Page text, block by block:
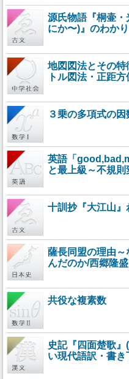
源氏物語『桐壷
にか〜)』のわか
地図図法とその
トル図法・正距
３乗の多項式の因
英語「
と最上級～不規
十訓抄『大江山
薩長同盟の理由
んだのか/西郷隆
共役な複素数
史記『四面楚歌
い現代語訳・書